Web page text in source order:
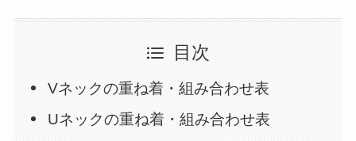
目次
Vネックの重ね着・組み合わせ表
Uネックの重ね着・組み合わせ表